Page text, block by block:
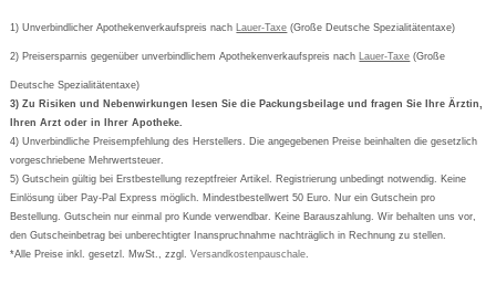
Cookie-Einstellungen
Vertrag widerrufen
Bestellschein ausfüllen
Newsletteranmeldung
Formoline
Wick
Eucerin
Basica
1) Unverbindlicher Apothekenverkaufspreis nach Lauer-Taxe (Große Deutsche Spezialitätentaxe)
2) Preisersparnis gegenüber unverbindlichem Apothekenverkaufspreis nach Lauer-Taxe (Große
Deutsche Spezialitätentaxe)
3) Zu Risiken und Nebenwirkungen lesen Sie die Packungsbeilage und fragen Sie Ihre Ärztin,
Ihren Arzt oder in Ihrer Apotheke.
4) Unverbindliche Preisempfehlung des Herstellers. Die angegebenen Preise beinhalten die gesetzlich
vorgeschriebene Mehrwertsteuer.
5) Gutschein gültig bei Erstbestellung rezeptfreier Artikel. Registrierung unbedingt notwendig. Keine
Einlösung über Pay-Pal Express möglich. Mindestbestellwert 50 Euro. Nur ein Gutschein pro
Bestellung. Gutschein nur einmal pro Kunde verwendbar. Keine Barauszahlung. Wir behalten uns vor,
den Gutscheinbetrag bei unberechtigter Inanspruchnahme nachträglich in Rechnung zu stellen.
*Alle Preise inkl. gesetzl. MwSt., zzgl.Versandkostenpauschale.